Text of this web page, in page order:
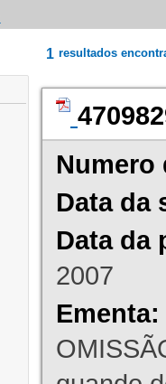
1 resultados
Numero
Data da
Data da
2007
Ementa: